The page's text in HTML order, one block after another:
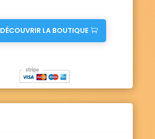
DÉCOUVRIR LA BOUTIQUE